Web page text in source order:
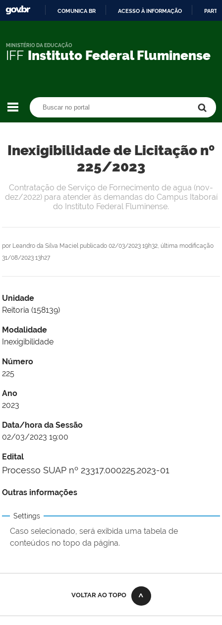
CONTEÚDO
COMUNICA BR ACESSO À INFORMAÇÃO
IFF Instituto Federal Fluminense
MINISTÉRIO DA EDUCAÇÃO
Inexigibilidade de Licitação nº
225/2023
por Leandro da Silva Maciel publicado 02/03/2023 19h32, última modificação
31/08/2023 13h27
Contratação de Serviço de Fornecimento de agua (nov-
dez/2022) para atender às demandas do Campus Itaboraí
do Instituto Federal Fluminense.
Unidade
Reitoria (158139)
Modalidade
Inexigibilidade
Número
225
Ano
2023
Data/hora da Sessão
02/03/2023 19:00
Edital
Processo SUAP nº 23317.000225.2023-01
Outras informações
Settings
Caso selecionado, será exibida uma tabela de
conteúdos no topo da página.
VOLTAR AO TOPO